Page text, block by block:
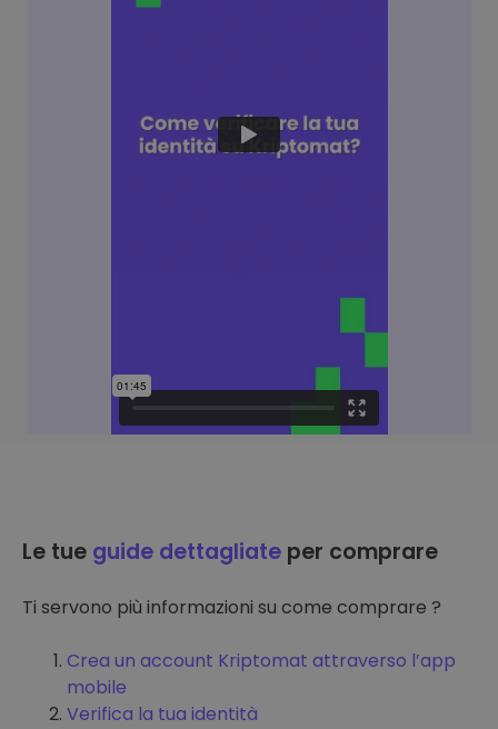
Le tue guide dettagliate per comprare
Ti servono più informazioni su come comprare ?
Crea un account Kriptomat attraverso l’app
mobile
Verifica la tua identità